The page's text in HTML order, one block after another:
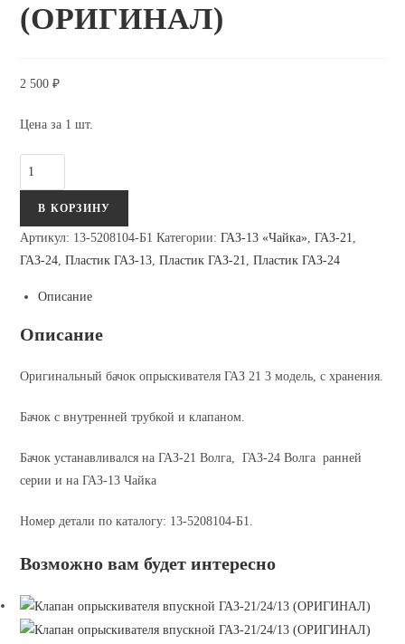
(ОРИГИНАЛ)
2 500₽
Цена за 1 шт.
Количество
Бачок
опрыскивателя
с
клапаном
(ОРИГИНАЛ)
В КОРЗИНУ
Артикул: 13-5208104-Б1 Категории:ГАЗ-13 «Чайка» ,ГАЗ-21
ГАЗ-24 ,Пластик ГАЗ-13 ,Пластик ГАЗ-21 ,Пластик ГАЗ-24
Описание
Описание
Оригинальный бачок опрыскивателя ГАЗ 21 3 модель, с хранения.
Бачок с внутренней трубкой и клапаном.
Бачок устанавливался на ГАЗ-21 Волга, ГАЗ-24 Волга ранней
серии и на ГАЗ-13 Чайка
Номер детали по каталогу: 13-5208104-Б1.
Возможно вам будет интересно